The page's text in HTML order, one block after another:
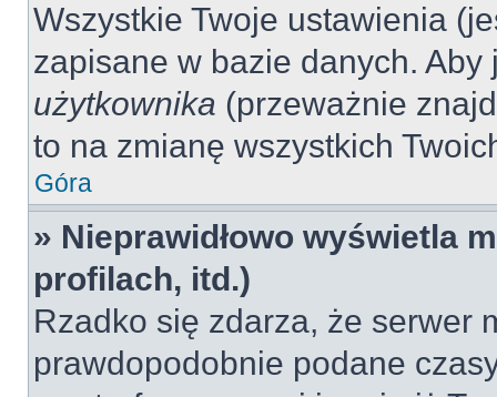
Wszystkie Twoje ustawienia
zapisane w bazie danych.
użytkownika (przeważnie
to na zmianę wszystkich
Góra
» Nieprawidłowo wyświetla
profilach, itd.)
Rzadko się zdarza, że serwer
prawdopodobnie podane